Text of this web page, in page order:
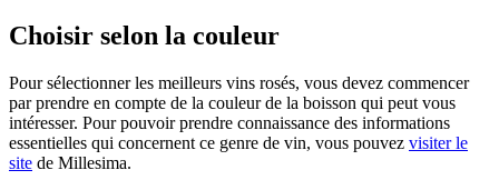
Choisir selon la couleur
Pour sélectionner les meilleurs vins rosés, vous devez commencer
par prendre en compte de la couleur de la boisson qui peut vous
intéresser. Pour pouvoir prendre connaissance des informations
essentielles qui concernent ce genre de vin, vous pouvez visiter le
site de Millesima.